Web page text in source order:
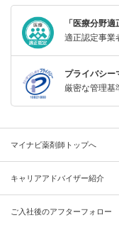
「医療分野
適正認定事業
プライバシー
厳密な管理基
マイナビ薬剤師トップへ
キャリアアドバイザー紹介
ご入社後のアフターフォロー